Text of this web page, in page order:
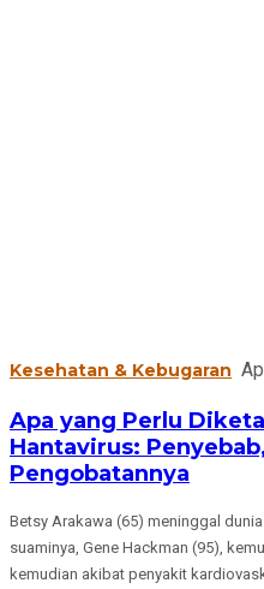
Kesehatan & Kebugaran
Apa yang Perlu
Hantavirus:
Pengobatannya
Betsy Arakawa (65) meninggal
suaminya, Gene Hackman (95),
kemudian akibat penyakit